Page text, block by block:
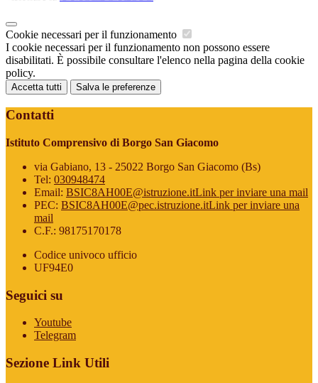
Cookie necessari per il funzionamento
I cookie necessari per il funzionamento non possono essere
disabilitati. È possibile consultare l'elenco nella pagina della cookie
policy.
Accetta tutti Salva le preferenze
Contatti
Istituto Comprensivo di Borgo San Giacomo
via Gabiano, 13 - 25022 Borgo San Giacomo (Bs)
Tel: 030948474
Email: BSIC8AH00E@istruzione.itLink per inviare una mail
PEC: BSIC8AH00E@pec.istruzione.itLink per inviare una
mail
C.F.: 98175170178
Codice univoco ufficio
UF94E0
Seguici su
Youtube
Telegram
Sezione Link Utili